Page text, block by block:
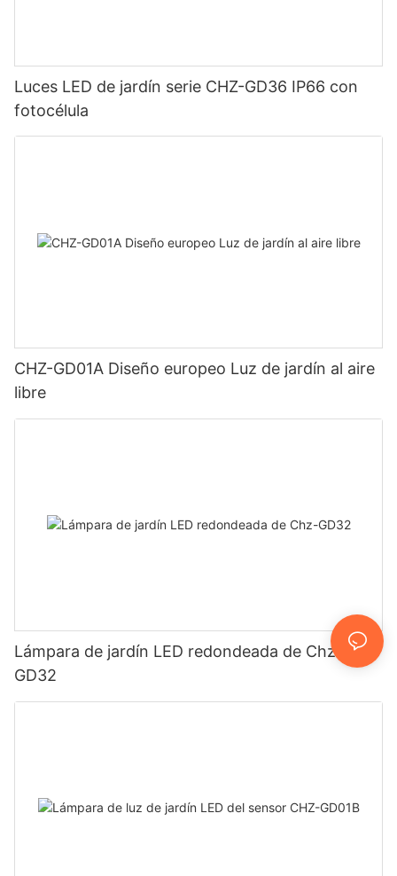
Luces LED de jardín serie CHZ-GD36 IP66 con
fotocélula
CHZ-GD01A Diseño europeo Luz de jardín al aire
libre
Lámpara de jardín LED redondeada de Chz-
GD32